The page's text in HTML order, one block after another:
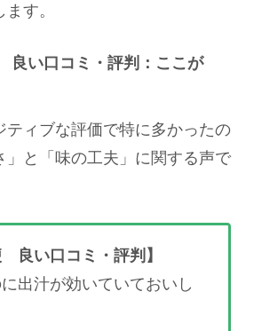
す。
い口コミ・評判：ここが
ティブな評価で特に多かったの
」と「味の工夫」に関する声で
良い口コミ・評判】
に出汁が効いていておいし